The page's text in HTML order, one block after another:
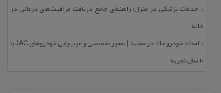
:: خدمات پزشكی در منزل؛ راهنمای جامع دریافت مراقبت‌های درمانی در
خانه
::
امداد خودرو جك در مشهد | تعمیر تخصصی و عیب‌یابی خودروهای JAC با
۱۰ سال تجربه